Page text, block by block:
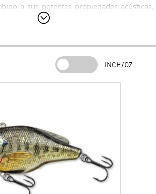
a sus potentes propiedades acústicas,
color y acabados, pareciendo totalmente
rattle interno, los señuelos
excepcionales cuando si usan en aguas
Puntos Clave
Oficial LiveTarget:Clasificado de forma nativa
como unRattleBait, destacando el papel
sonoras para generar picadas de
INCH/OZ